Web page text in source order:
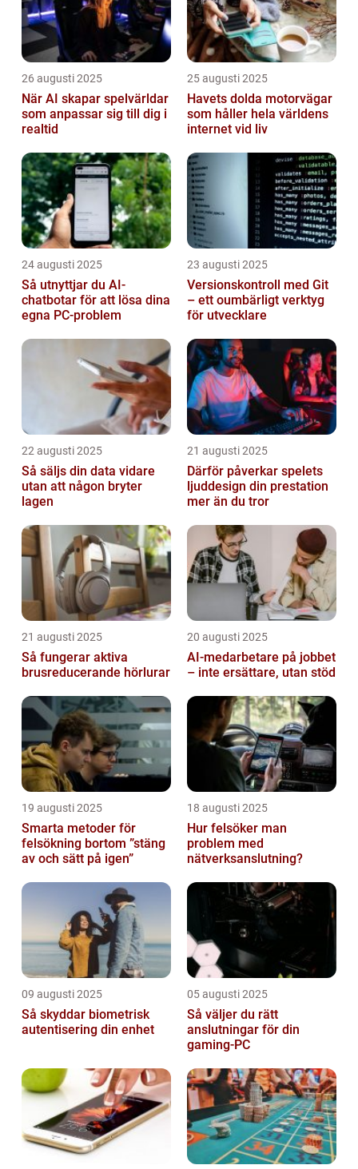
26 augusti 2025
När AI skapar spelvärldar
som anpassar sig till dig i
realtid
25 augusti 2025
Havets dolda motorvägar
som håller hela världens
internet vid liv
24 augusti 2025
Så utnyttjar du AI-
chatbotar för att lösa dina
egna PC-problem
23 augusti 2025
Versionskontroll med Git
– ett oumbärligt verktyg
för utvecklare
22 augusti 2025
Så säljs din data vidare
utan att någon bryter
lagen
21 augusti 2025
Därför påverkar spelets
ljuddesign din prestation
mer än du tror
21 augusti 2025
Så fungerar aktiva
brusreducerande hörlurar
20 augusti 2025
AI‑medarbetare på jobbet
– inte ersättare, utan stöd
19 augusti 2025
Smarta metoder för
felsökning bortom ”stäng
av och sätt på igen”
18 augusti 2025
Hur felsöker man
problem med
nätverksanslutning?
09 augusti 2025
Så skyddar biometrisk
autentisering din enhet
05 augusti 2025
Så väljer du rätt
anslutningar för din
gaming-PC